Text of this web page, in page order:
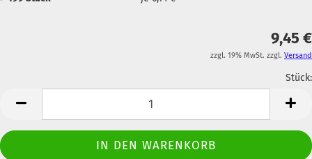
9,45 €
zzgl. 19% MwSt. zzgl. Versand
Stück: